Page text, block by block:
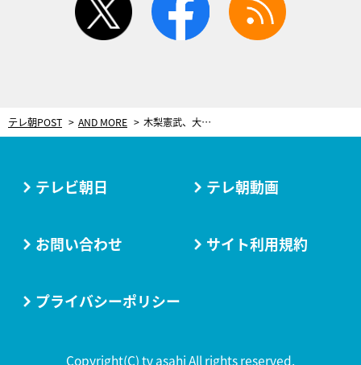
テレ朝POST AND MORE 木梨憲武、大迫＆乾のW杯ゴール再現に心底驚き！打点の高さに反応不可能
テレビ朝日 テレ朝動画
お問い合わせ サイト利用規約
プライバシーポリシー
Copyright(C) tv asahi All rights reserved.